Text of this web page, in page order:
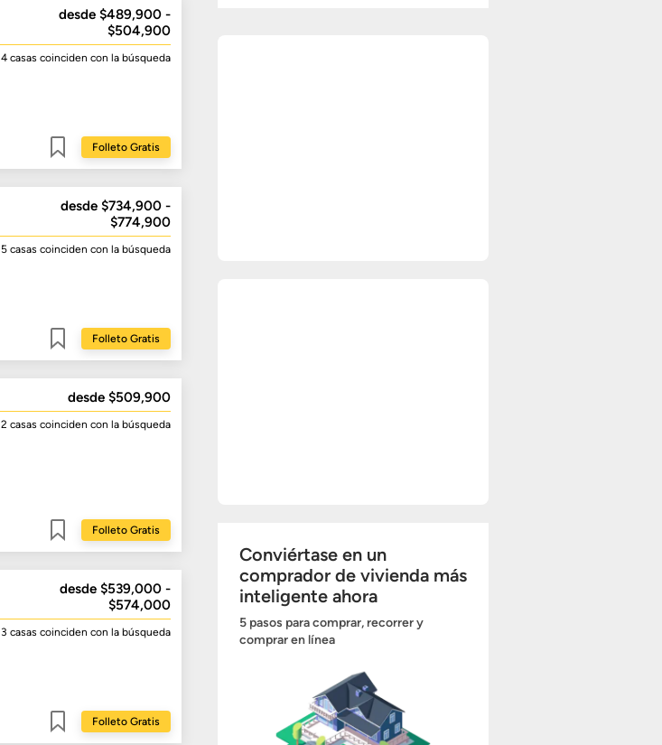
desde $489,900 -
$504,900
4 casascoinciden con la búsqueda
Folleto Gratis
desde $734,900 -
$774,900
5 casascoinciden con la búsqueda
Folleto Gratis
desde $509,900
2 casascoinciden con la búsqueda
Folleto Gratis
desde $539,000 -
$574,000
3 casascoinciden con la búsqueda
Folleto Gratis
Conviértase en un
comprador de vivienda más
inteligente ahora
5 pasos para comprar, recorrer y
comprar en línea